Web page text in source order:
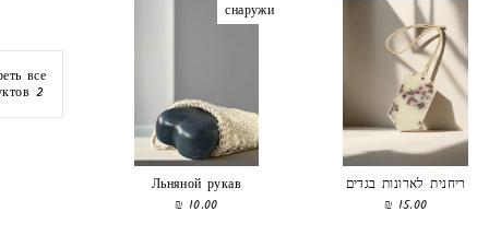
ריחנית לארונות בגדים
15.00 ₪
снаружи
Льняной рукав
10.00 ₪
все
2 продуктов